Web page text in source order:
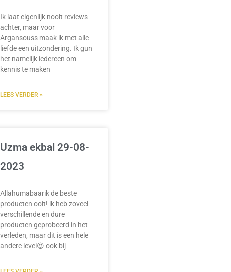
Ik laat eigenlijk nooit reviews
achter, maar voor
Argansouss maak ik met alle
liefde een uitzondering. Ik gun
het namelijk iedereen om
kennis te maken
LEES VERDER »
Uzma ekbal 29-08-
2023
Allahumabaarik de beste
producten ooit! ik heb zoveel
verschillende en dure
producten geprobeerd in het
verleden, maar dit is een hele
andere level😍 ook bij